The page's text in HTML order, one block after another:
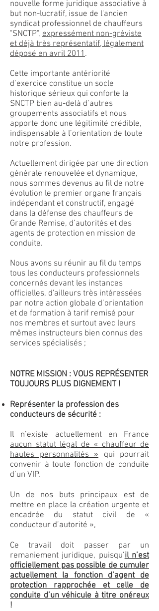
nouvelle forme juridique associative à
but non-lucratif, issue de l'ancien
syndicat professionnel de chauffeurs
"SNCTP", expressément non-gréviste
et déjà très représentatif, légalement
déposé en avril 2011.
Cette importante antériorité
d’exercice constitue un socle
historique sérieux qui conforte la
SNCTP bien au-delà d’autres
groupements associatifs et nous
apporte donc une légitimité crédible,
indispensable à l’orientation de toute
notre profession.
Actuellement dirigée par une direction
générale renouvelée et dynamique,
nous sommes devenus au fil de notre
évolution le premier organe français
indépendant et constructif, engagé
dans la défense des chauffeurs de
Grande Remise, d’autorités et des
agents de protection en mission de
conduite.
Nous avons su réunir au fil du temps
tous les conducteurs professionnels
concernés devant les instances
officielles, d'ailleurs très intéressées
par notre action globale d’orientation
et de formation à tarif remisé pour
nos membres et surtout avec leurs
mêmes instructeurs bien connus des
services spécialisés ;
NOTRE MISSION : VOUS REPRÉSENTER
TOUJOURS PLUS DIGNEMENT !
Représenter la profession des
conducteurs de sécurité :
Il n’existe actuellement en France
aucun statut légal de « chauffeur de
hautes personnalités » qui pourrait
convenir à toute fonction de conduite
d’un VIP.
Un de nos buts principaux est de
mettre en place la création urgente et
encadrée du statut civil de «
conducteur d’autorité »,
Ce travail doit passer par un
remaniement juridique, puisqu’il n’est
officiellement pas possible de cumuler
actuellement la fonction d’agent de
protection rapprochée et celle de
conduite d’un véhicule à titre onéreux
!